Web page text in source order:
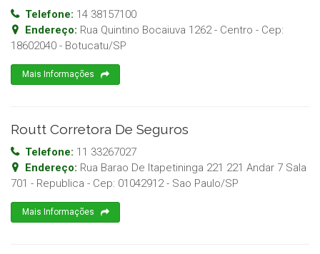
Telefone: 14 38157100
Endereço: Rua Quintino Bocaiuva 1262 - Centro - Cep:
18602040 - Botucatu/SP
Mais Informações
Routt Corretora De Seguros
Telefone: 11 33267027
Endereço: Rua Barao De Itapetininga 221 221 Andar 7 Sala
701 - Republica - Cep: 01042912- Sao Paulo/SP
Mais Informações